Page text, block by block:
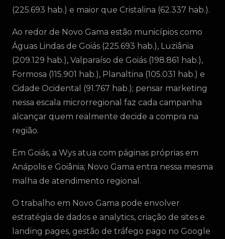
(225.693 hab.) e maior que Cristalina (62.337 hab.).
Ao redor de Novo Gama estão municípios como
Águas Lindas de Goiás (225.693 hab.), Luziânia
(209.129 hab.), Valparaíso de Goiás (198.861 hab.),
Formosa (115.901 hab.), Planaltina (105.031 hab.) e
Cidade Ocidental (91.767 hab.); pensar marketing
nessa escala microrregional faz cada campanha
alcançar quem realmente decide a compra na
região.
Em Goiás, a Wys atua com páginas próprias em
Anápolis e Goiânia; Novo Gama entra nessa mesma
malha de atendimento regional.
O trabalho em Novo Gama pode envolver
estratégia de dados e analytics, criação de sites e
landing pages, gestão de tráfego pago no Google